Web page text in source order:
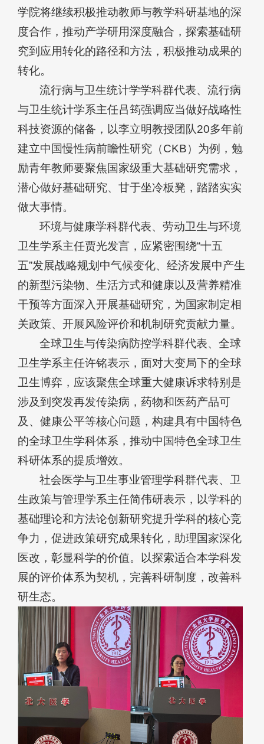
学院将继续积极推动教师与教学科研基地的深
度合作，推动产学研用深度融合，探索基础研
究到应用转化的路径和方法，积极推动成果的
转化。
流行病与卫生统计学学科群代表、流行病
与卫生统计学系主任吕筠强调应当做好战略性
科技资源的储备，以李立明教授团队20多年前
建立中国慢性病前瞻性研究（CKB）为例，勉
励青年教师要聚焦国家级重大基础研究需求，
潜心做好基础研究、甘于坐冷板凳，踏踏实实
做大事情。
环境与健康学科群代表、劳动卫生与环境
卫生学系主任贾光发言，应紧密围绕“十五
五”发展战略规划中气候变化、经济发展中产生
的新型污染物、生活方式和健康以及营养精准
干预等方面深入开展基础研究，为国家制定相
关政策、开展风险评价和机制研究贡献力量。
全球卫生与传染病防控学科群代表、全球
卫生学系主任许铭表示，面对大变局下的全球
卫生博弈，应该聚焦全球重大健康诉求特别是
涉及到突发再发传染病，药物和医药产品可
及、健康公平等核心问题，构建具有中国特色
的全球卫生学科体系，推动中国特色全球卫生
科研体系的提质增效。
社会医学与卫生事业管理学科群代表、卫
生政策与管理学系主任简伟研表示，以学科的
基础理论和方法论创新研究提升学科的核心竞
争力，促进政策研究成果转化，助理国家深化
医改，彰显科学的价值。以探索适合本学科发
展的评价体系为契机，完善科研制度，改善科
研生态。